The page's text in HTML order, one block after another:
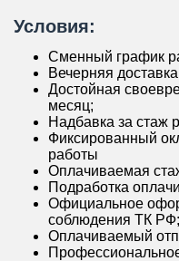
Условия:
Сменный график
Вечерняя
Достойная
месяц;
Надбавка за стаж
Фиксированный
работы
Оплачиваемая
Подработка
Официальное
соблюдения ТК РФ;
Оплачиваемый